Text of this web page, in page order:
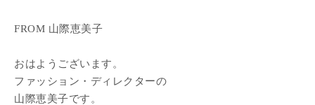
FROM 山際恵美子
おはようございます。
ファッション・ディレクターの
山際恵美子です。